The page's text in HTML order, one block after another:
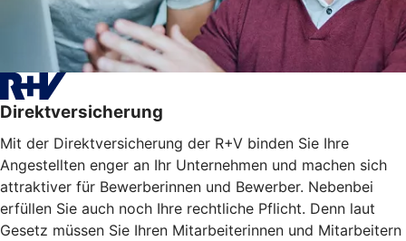
Direktversicherung
Mit der Direktversicherung der R+V binden Sie Ihre
Angestellten enger an Ihr Unternehmen und machen sich
attraktiver für Bewerberinnen und Bewerber. Nebenbei
erfüllen Sie auch noch Ihre rechtliche Pflicht. Denn laut
Gesetz müssen Sie Ihren Mitarbeiterinnen und Mitarbeitern